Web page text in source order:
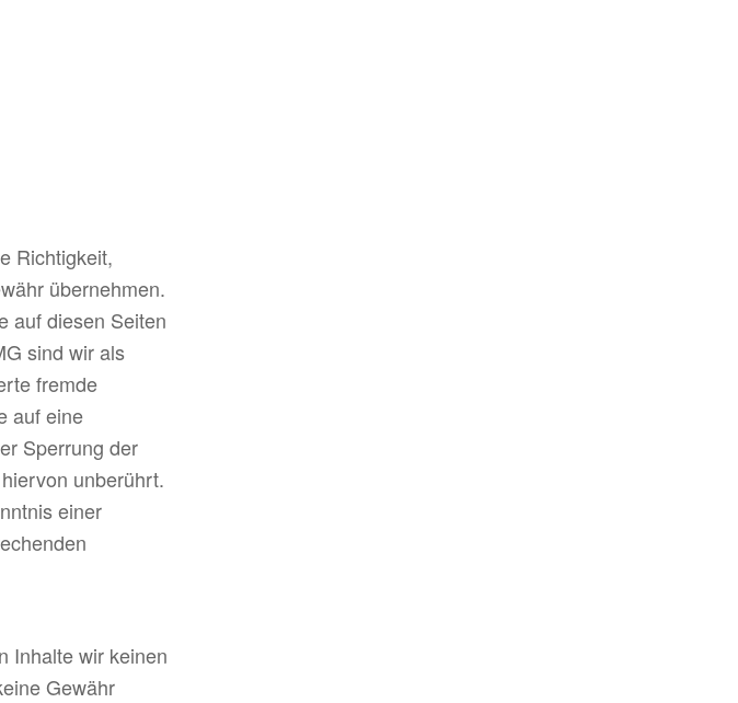
Richtigkeit,
übernehmen.
auf diesen Seiten
sind wir als
fremde
auf eine
Sperrung der
unberührt.
einer
Inhalte wir keinen
Gewähr